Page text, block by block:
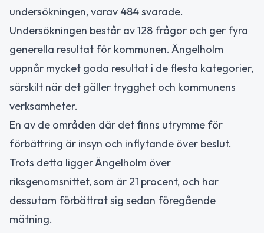
undersökningen, varav 484 svarade.
Undersökningen består av 128 frågor och ger fyra
generella resultat för kommunen. Ängelholm
uppnår mycket goda resultat i de flesta kategorier,
särskilt när det gäller trygghet och kommunens
verksamheter.
En av de områden där det finns utrymme för
förbättring är insyn och inflytande över beslut.
Trots detta ligger Ängelholm över
riksgenomsnittet, som är 21 procent, och har
dessutom förbättrat sig sedan föregående
mätning.